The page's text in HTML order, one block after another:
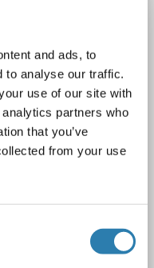
and ads, to
to analyse our traffic.
use of our site with
partners who
that you’ve
from your use